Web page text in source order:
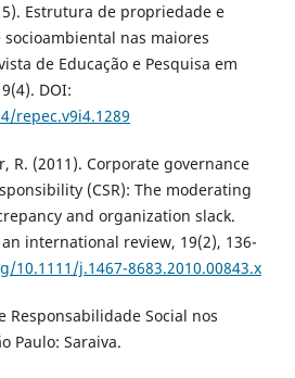
Estrutura de propriedade e
nas maiores
de Educação e Pesquisa em
DOI:
repec.v9i4.1289
R. (2011). Corporate governance
(CSR): The moderating
and organization slack.
international review, 19(2), 136-
10.1111/j.1467-8683.2010.00843.x
Responsabilidade Social nos
Paulo: Saraiva.